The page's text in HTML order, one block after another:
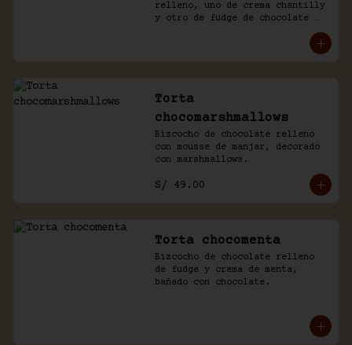
relleno, uno de crema chantilly
y otro de fudge de chocolate
Torta
chocomarshmallows
Bizcocho de chocolate relleno
con mousse de manjar, decorado
con marshmallows.
S/ 49.00
Torta chocomenta
Bizcocho de chocolate relleno
de fudge y crema de menta,
bañado con chocolate.